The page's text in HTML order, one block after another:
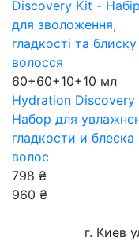
60+60+10+10 мл
Hydration
Набор для
гладкости и блеска
волос
798 ₴
960 ₴
г. Киев